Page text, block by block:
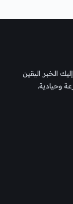
الخبر اليقين
وحيادية.